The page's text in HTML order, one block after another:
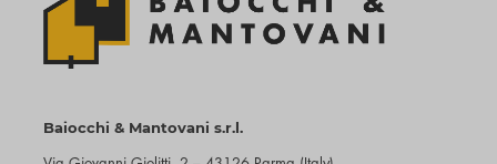
Baiocchi & Mantovani s.r.l.